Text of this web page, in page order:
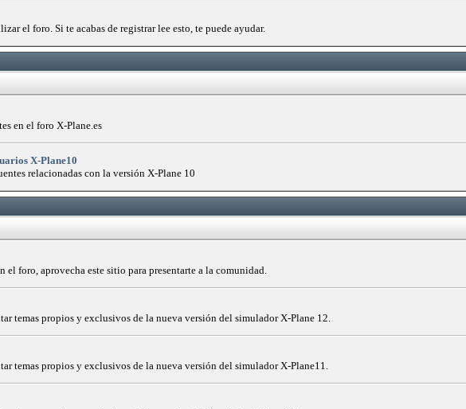
el foro. Si te acabas de registrar lee esto, te puede ayudar.
en el foro X-Plane.es
X-Plane10
relacionadas con la versión X-Plane 10
el foro, aprovecha este sitio para presentarte a la comunidad.
temas propios y exclusivos de la nueva versión del simulador X-Plane 12.
temas propios y exclusivos de la nueva versión del simulador X-Plane11.